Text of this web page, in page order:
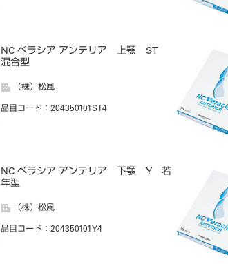
NC ベラシア アンテリア 上顎 ST
混合型
（株）松風
品目コード ：204350101ST4
NC ベラシア アンテリア 下顎 Y 若
年型
（株）松風
品目コード ：204350101Y4